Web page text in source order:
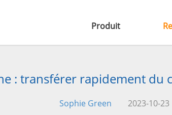
Produit
: transférer rapidement
Sophie Green 2023-10-23